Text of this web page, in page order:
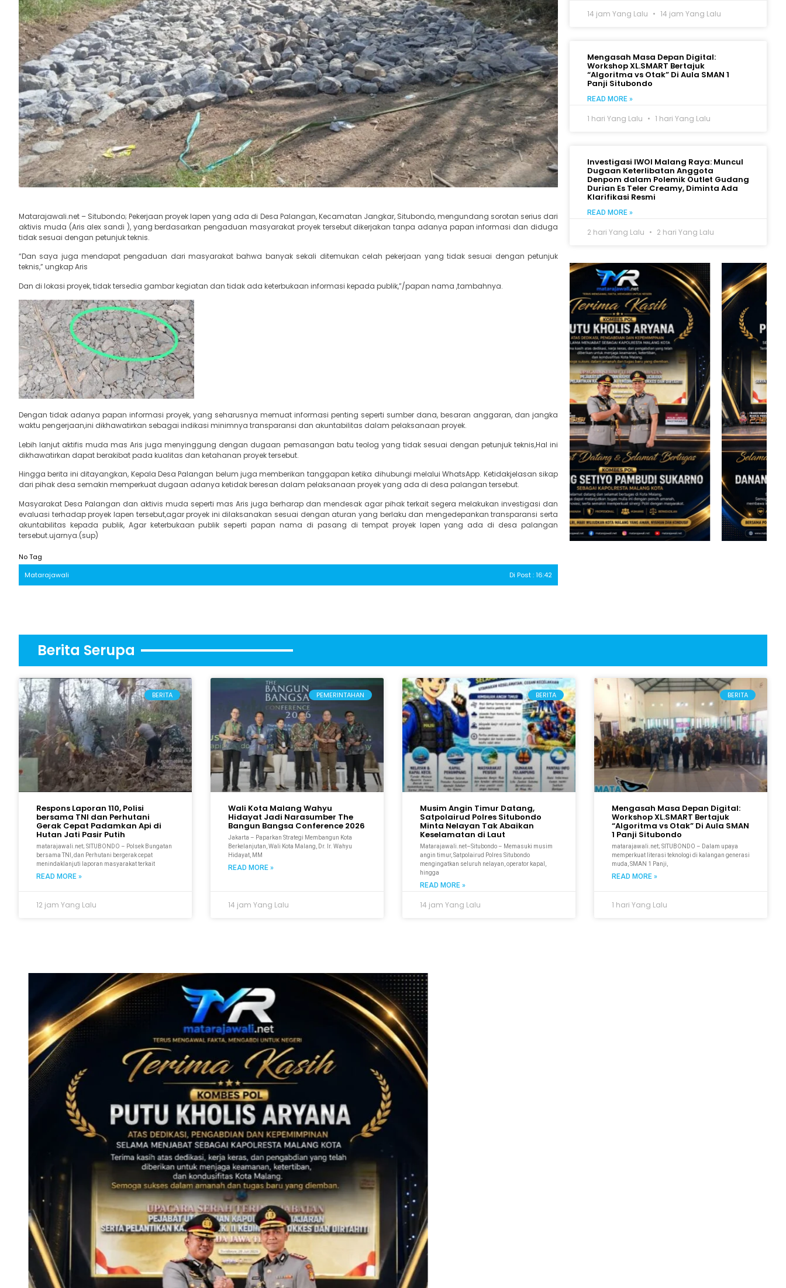
Matarajawali.net – Situbondo; Pekerjaan proyek lapen yang ada di Desa Palangan, Kecamatan Jangkar, Situbondo, mengundang sorotan serius dari
aktivis muda (Aris alex sandi ), yang berdasarkan pengaduan masyarakat proyek tersebut dikerjakan tanpa adanya papan informasi dan diduga
tidak sesuai dengan petunjuk teknis.
“Dan saya juga mendapat pengaduan dari masyarakat bahwa banyak sekali ditemukan celah pekerjaan yang tidak sesuai dengan petunjuk
teknis,” ungkap Aris
Dan di lokasi proyek, tidak tersedia gambar kegiatan dan tidak ada keterbukaan informasi kepada publik,”/papan nama ,tambahnya.
Dengan tidak adanya papan informasi proyek, yang seharusnya memuat informasi penting seperti sumber dana, besaran anggaran, dan jangka
waktu pengerjaan,ini dikhawatirkan sebagai indikasi minimnya transparansi dan akuntabilitas dalam pelaksanaan proyek.
Lebih lanjut aktifis muda mas Aris juga menyinggung dengan dugaan pemasangan batu teolog yang tidak sesuai dengan petunjuk teknis,Hal ini
dikhawatirkan dapat berakibat pada kualitas dan ketahanan proyek tersebut.
Hingga berita ini ditayangkan, Kepala Desa Palangan belum juga memberikan tanggapan ketika dihubungi melalui WhatsApp. Ketidakjelasan sikap
dari pihak desa semakin memperkuat dugaan adanya ketidak beresan dalam pelaksanaan proyek yang ada di desa palangan tersebut.
Masyarakat Desa Palangan dan aktivis muda seperti mas Aris juga berharap dan mendesak agar pihak terkait segera melakukan investigasi dan
evaluasi terhadap proyek lapen tersebut,agar proyek ini dilaksanakan sesuai dengan aturan yang berlaku dan mengedepankan transparansi serta
akuntabilitas kepada publik, Agar keterbukaan publik seperti papan nama di pasang di tempat proyek lapen yang ada di desa palangan
tersebut.ujarnya.(sup)
No Tag
Matarajawali
Di Post : 16:42
14 jam Yang Lalu 14 jam Yang Lalu
Mengasah Masa Depan Digital:
Workshop XL.SMART Bertajuk
“Algoritma vs Otak” Di Aula SMAN 1
Panji Situbondo
READ MORE »
1 hari Yang Lalu 1 hari Yang Lalu
Investigasi IWOI Malang Raya: Muncul
Dugaan Keterlibatan Anggota
Denpom dalam Polemik Outlet Gudang
Durian Es Teler Creamy, Diminta Ada
Klarifikasi Resmi
READ MORE »
2 hari Yang Lalu 2 hari Yang Lalu
Berita Serupa
BERITA
Respons Laporan 110, Polisi
bersama TNI dan Perhutani
Gerak Cepat Padamkan Api di
Hutan Jati Pasir Putih
matarajawali.net; SITUBONDO – Polsek Bungatan
bersama TNI, dan Perhutani bergerak cepat
menindaklanjuti laporan masyarakat terkait
READ MORE »
12 jam Yang Lalu
PEMERINTAHAN
Wali Kota Malang Wahyu
Hidayat Jadi Narasumber The
Bangun Bangsa Conference 2026
Jakarta – Paparkan Strategi Membangun Kota
Berkelanjutan, Wali Kota Malang, Dr. Ir. Wahyu
Hidayat, MM
READ MORE »
14 jam Yang Lalu
BERITA
Musim Angin Timur Datang,
Satpolairud Polres Situbondo
Minta Nelayan Tak Abaikan
Keselamatan di Laut
Matarajawali.net–Situbondo – Memasuki musim
angin timur, Satpolairud Polres Situbondo
mengingatkan seluruh nelayan, operator kapal,
hingga
READ MORE »
14 jam Yang Lalu
BERITA
Mengasah Masa Depan Digital:
Workshop XL.SMART Bertajuk
“Algoritma vs Otak” Di Aula SMAN
1 Panji Situbondo
matarajawali.net; SITUBONDO – Dalam upaya
memperkuat literasi teknologi di kalangan generasi
muda, SMAN 1 Panji,
READ MORE »
1 hari Yang Lalu